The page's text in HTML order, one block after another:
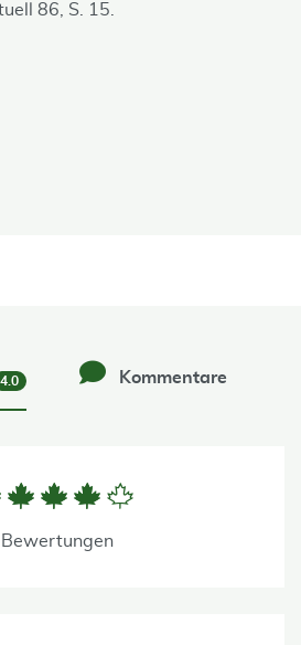
86, S. 15.
4.0 Kommentare